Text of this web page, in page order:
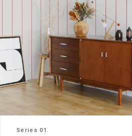
Series 01.